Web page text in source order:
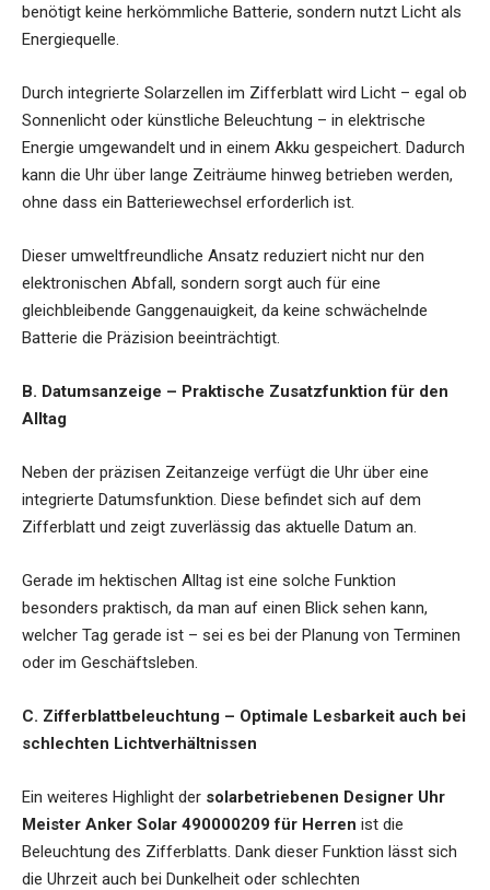
benötigt keine herkömmliche Batterie, sondern nutzt Licht als
Energiequelle.
Durch integrierte Solarzellen im Zifferblatt wird Licht – egal ob
Sonnenlicht oder künstliche Beleuchtung – in elektrische
Energie umgewandelt und in einem Akku gespeichert. Dadurch
kann die Uhr über lange Zeiträume hinweg betrieben werden,
ohne dass ein Batteriewechsel erforderlich ist.
Dieser umweltfreundliche Ansatz reduziert nicht nur den
elektronischen Abfall, sondern sorgt auch für eine
gleichbleibende Ganggenauigkeit, da keine schwächelnde
Batterie die Präzision beeinträchtigt.
B. Datumsanzeige – Praktische Zusatzfunktion für den
Alltag
Neben der präzisen Zeitanzeige verfügt die Uhr über eine
integrierte Datumsfunktion. Diese befindet sich auf dem
Zifferblatt und zeigt zuverlässig das aktuelle Datum an.
Gerade im hektischen Alltag ist eine solche Funktion
besonders praktisch, da man auf einen Blick sehen kann,
welcher Tag gerade ist – sei es bei der Planung von Terminen
oder im Geschäftsleben.
C. Zifferblattbeleuchtung – Optimale Lesbarkeit auch bei
schlechten Lichtverhältnissen
Ein weiteres Highlight der solarbetriebenen Designer Uhr
Meister Anker Solar 490000209 für Herren ist die
Beleuchtung des Zifferblatts. Dank dieser Funktion lässt sich
die Uhrzeit auch bei Dunkelheit oder schlechten